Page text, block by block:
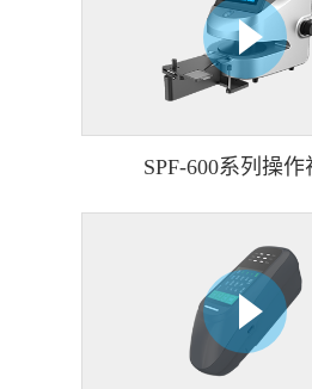
SPF-600系列操作